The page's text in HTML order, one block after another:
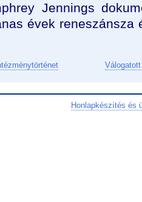
Jennings
évek reneszánsza
Honlapkészítés és